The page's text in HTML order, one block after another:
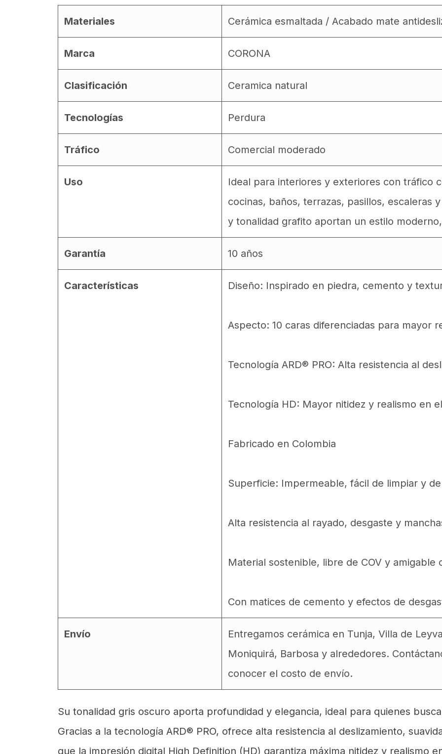
Materiales Cerámica esmaltada / Acabado mate
Marca CORONA
Clasificación Ceramica natural
Tecnologías Perdura
Tráfico Comercial moderado
Uso
Ideal para interiores y exteriores con tráfico
cocinas, baños, terrazas, pasillos, escaleras
y tonalidad grafito aportan un estilo
Garantía 10 años
Características Diseño: Inspirado en piedra, cemento y
Aspecto: 10 caras diferenciadas para mayor
Tecnología ARD® PRO: Alta resistencia al
Tecnología HD: Mayor nitidez y realismo en
Fabricado en Colombia
Superficie: Impermeable, fácil de limpiar y
Alta resistencia al rayado, desgaste y
Material sostenible, libre de COV y amigable
Con matices de cemento y efectos de
Envío
Entregamos cerámica en Tunja, Villa de
Moniquirá, Barbosa y alrededores.
conocer el costo de envío.
Su tonalidad gris oscuro aporta profundidad y elegancia, ideal para quienes
Gracias a la tecnología ARD® PRO, ofrece alta resistencia al deslizamiento,
que la impresión digital High Definition (HD) garantiza máxima nitidez y realismo